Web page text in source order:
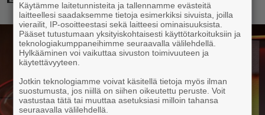
Käytämme laitetunnisteita ja tallennamme evästeitä
laitteellesi saadaksemme tietoja esimerkiksi sivuista, joilla
vierailit, IP-osoitteestasi sekä laitteesi ominaisuuksista.
Pääset tutustumaan yksityiskohtaisesti käyttötarkoituksiin ja
teknologiakumppaneihimme seuraavalla välilehdellä.
Hylkääminen voi vaikuttaa sivuston toimivuuteen ja
käytettävyyteen.
Jotkin teknologiamme voivat käsitellä tietoja myös ilman
suostumusta, jos niillä on siihen oikeutettu peruste. Voit
vastustaa tätä tai muuttaa asetuksiasi milloin tahansa
seuraavalla välilehdellä.